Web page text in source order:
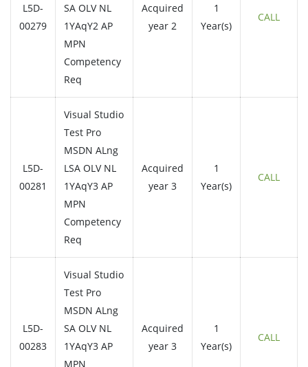
L5D-
00279
SA OLV NL
1YAqY2 AP
MPN
Competency
Req
Acquired
year 2
1
Year(s)
CALL
L5D-
00281
Visual Studio
Test Pro
MSDN ALng
LSA OLV NL
1YAqY3 AP
MPN
Competency
Req
Acquired
year 3
1
Year(s)
CALL
L5D-
00283
Visual Studio
Test Pro
MSDN ALng
SA OLV NL
1YAqY3 AP
MPN
Acquired
year 3
1
Year(s)
CALL